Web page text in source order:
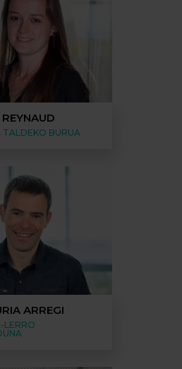
TALDEKO BURUA
ARREGI
LERRO